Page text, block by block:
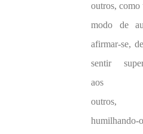
outros, como
modo de
afirmar-se,
sentir
aos
outros,
humilhando-